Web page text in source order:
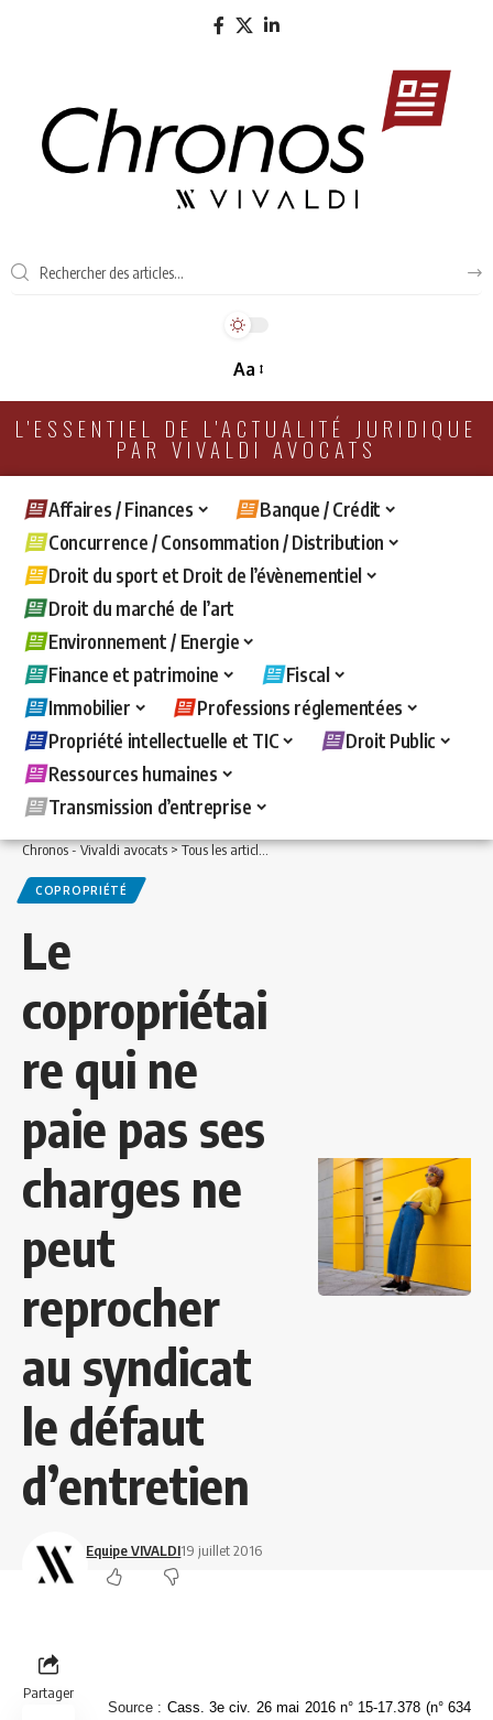
Aa
L'ESSENTIEL DE L'ACTUALITÉ JURIDIQUE
PAR VIVALDI AVOCATS
Affaires / Finances
Banque / Crédit
Concurrence / Consommation / Distribution
Droit du sport et Droit de l’évènementiel
Droit du marché de l’art
Environnement / Energie
Finance et patrimoine
Fiscal
Immobilier
Professions réglementées
Propriété intellectuelle et TIC
Droit Public
Ressources humaines
Transmission d’entreprise
Chronos - Vivaldi avocats>Tous les articles >Immobilier>Copropriété>Le
COPROPRIÉTÉ
Le
copropriétai
re qui ne
paie pas ses
charges ne
peut
reprocher
au syndicat
le défaut
d’entretien
Equipe VIVALDI19 juillet 2016
Partager
Source : Cass. 3e civ. 26 mai 2016 n° 15-17.378 (n° 634